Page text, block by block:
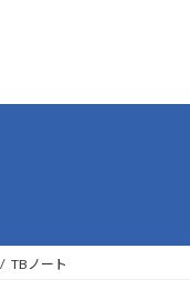
TBノート